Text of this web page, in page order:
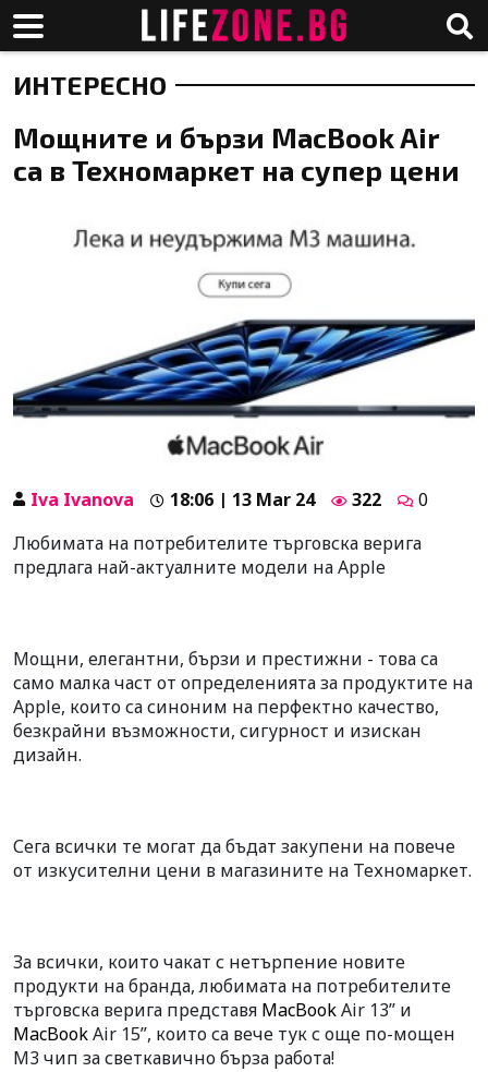
ИНТЕРЕСНО
Мощните и бързи MacBook Air
са в Техномаркет на супер цени
Iva Ivanova 18:06 | 13 Mar 24 322
0
Любимата на потребителите търговска верига
предлага най-актуалните модели на Apple
Мощни, елегантни, бързи и престижни - това са
само малка част от определенията за продуктите на
Apple, които са синоним на перфектно качество,
безкрайни възможности, сигурност и изискан
дизайн.
Сега всички те могат да бъдат закупени на повече
от изкусителни цени в магазините на Техномаркет.
За всички, които чакат с нетърпение новите
продукти на бранда, любимата на потребителите
търговска верига представя MacBookAir 13” и
MacBookAir 15”, които са вече тук с още по-мощен
M3 чип за светкавично бърза работа!